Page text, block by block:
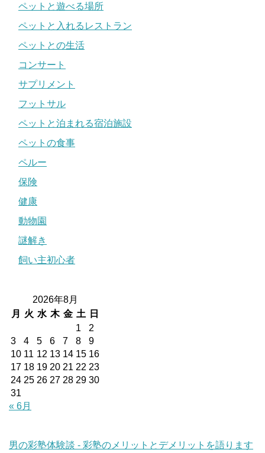
ペットと遊べる場所
ペットと入れるレストラン
ペットとの生活
コンサート
サプリメント
フットサル
ペットと泊まれる宿泊施設
ペットの食事
ペルー
保険
健康
動物園
謎解き
飼い主初心者
2026年8月
月
火 水 木 金 土
日
1
2
3
4 5 6 7 8
9
10 11 12 13 14 15 16
17 18 19 20 21 22 23
24 25 26 27 28 29 30
31
« 6月
男の彩塾体験談 - 彩塾のメリットとデメリットを語ります